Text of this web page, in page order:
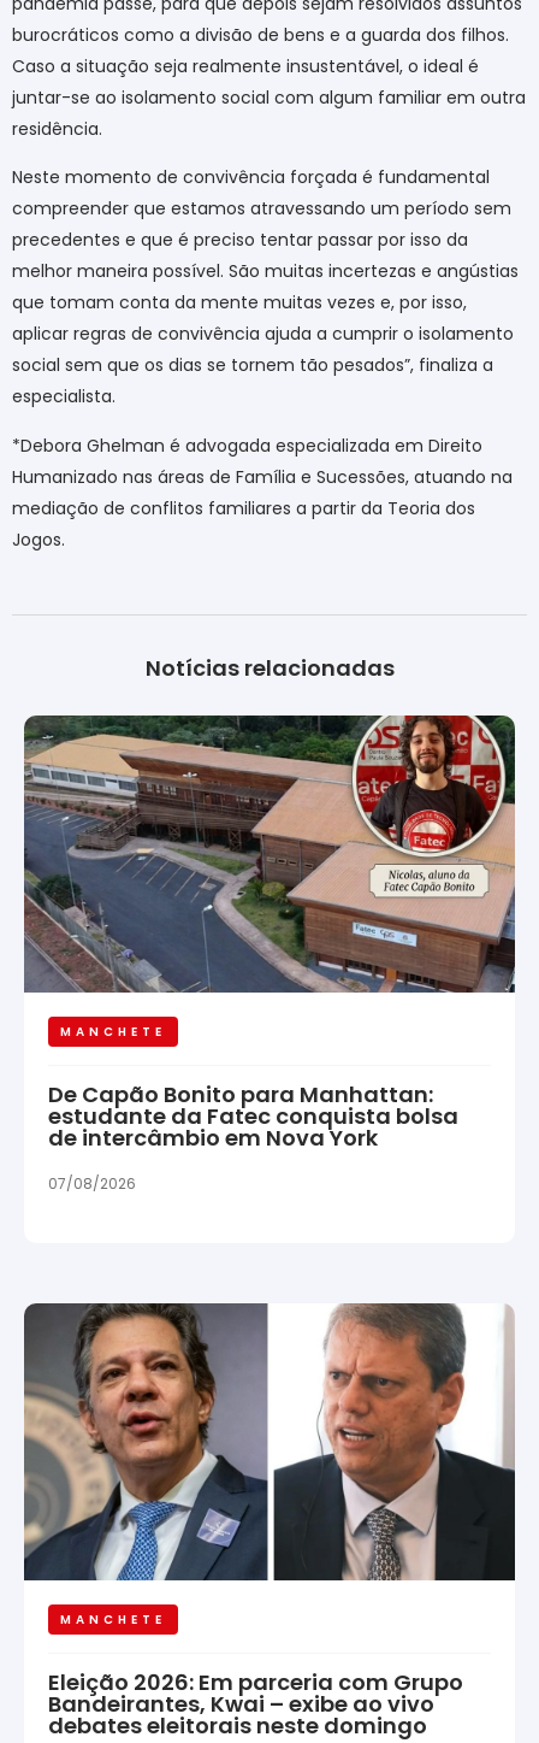
burocráticos como a divisão de bens e a guarda dos filhos.
Caso a situação seja realmente insustentável, o ideal é
juntar-se ao isolamento social com algum familiar em outra
residência.
Neste momento de convivência forçada é fundamental
compreender que estamos atravessando um período sem
precedentes e que é preciso tentar passar por isso da
melhor maneira possível. São muitas incertezas e angústias
que tomam conta da mente muitas vezes e, por isso,
aplicar regras de convivência ajuda a cumprir o isolamento
social sem que os dias se tornem tão pesados”, finaliza a
especialista.
*Debora Ghelman é advogada especializada em Direito
Humanizado nas áreas de Família e Sucessões, atuando na
mediação de conflitos familiares a partir da Teoria dos
Jogos.
Notícias relacionadas
MANCHETE
De Capão Bonito para Manhattan:
estudante da Fatec conquista bolsa
de intercâmbio em Nova York
07/08/2026
MANCHETE
Eleição 2026: Em parceria com Grupo
Bandeirantes, Kwai – exibe ao vivo
debates eleitorais neste domingo